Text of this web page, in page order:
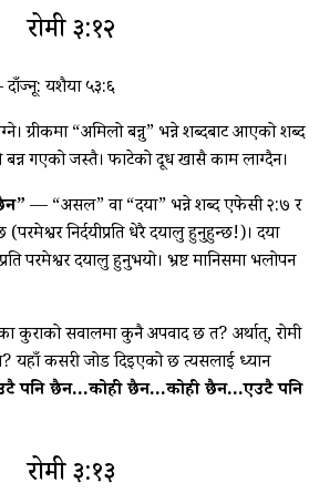
रोमी ३:१२
यशैया ५३:६
ग्रीकमा “अमिलो बन्नु” भन्ने शब्दबाट आएको शब्द
बन्न गएको जस्तै। फाटेको दूध खासै काम लाग्दैन।
— “असल” वा “दया” भन्ने शब्द एफेसी २:७ र
निर्दयीप्रति धेरै दयालु हुनुहुन्छ!)। दया
परमेश्वर दयालु हुनुभयो। भ्रष्ट मानिसमा भलोपन
कुराको सवालमा कुनै अपवाद छ त? अर्थात्, रोमी
यहाँ कसरी जोड दिइएको छ त्यसलाई ध्यान
पनि छैन…कोही छैन…कोही छैन…एउटै पनि
रोमी ३:१३